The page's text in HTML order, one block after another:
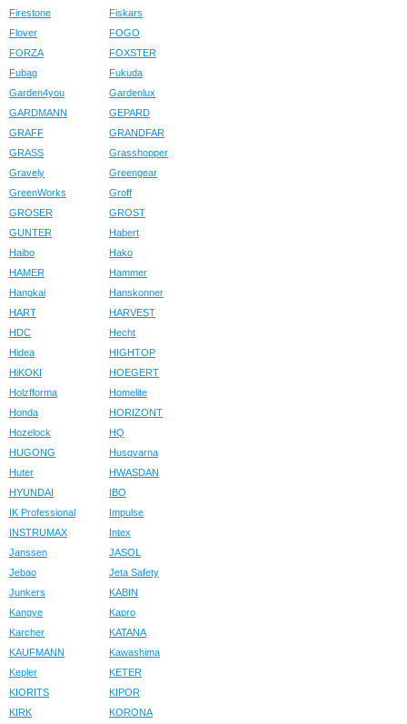
Firestone
Fiskars
Flover
FOGO
FORZA
FOXSTER
Fubag
Fukuda
Garden4you
Gardenlux
GARDMANN
GEPARD
GRAFF
GRANDFAR
GRASS
Grasshopper
Gravely
Greengear
GreenWorks
Groff
GROSER
GROST
GUNTER
Habert
Haibo
Hako
HAMER
Hammer
Hangkai
Hanskonner
HART
HARVEST
HDC
Hecht
Hidea
HIGHTOP
HiKOKI
HOEGERT
Holzfforma
Homelite
Honda
HORIZONT
Hozelock
HQ
HUGONG
Husqvarna
Huter
HWASDAN
HYUNDAI
IBO
IK Professional
Impulse
INSTRUMAX
Intex
Janssen
JASOL
Jebao
Jeta Safety
Junkers
KABIN
Kangye
Kapro
Karcher
KATANA
KAUFMANN
Kawashima
Kepler
KETER
KIORITS
KIPOR
KIRK
KORONA